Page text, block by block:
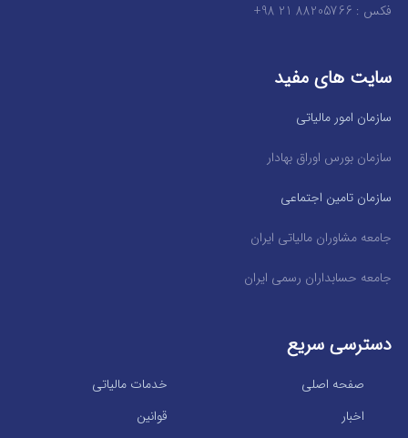
فکس : 88205766 21 98+
سایت های مفید
سازمان امور مالیاتی
سازمان بورس اوراق بهادار
سازمان تامین اجتماعی
جامعه مشاوران مالیاتی ایران
جامعه حسابداران رسمی ایران
دسترسی سریع
خدمات مالیاتی
صفحه اصلی
قوانین
اخبار